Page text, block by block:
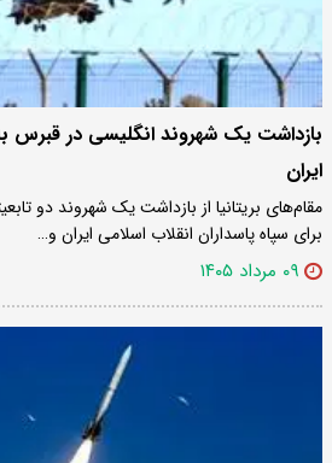
بازداشت یک شهروند انگلیسی در قبرس
ایران
مقام‌های بریتانیا از بازداشت یک شهروند دو
برای سپاه پاسداران انقلاب اسلامی ایران و…
۰۹ مرداد ۱۴۰۵